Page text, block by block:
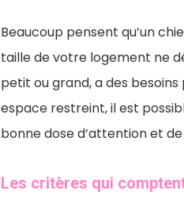
Beaucoup pensent qu’un
taille de votre logement ne
petit ou grand, a des besoins
espace restreint, il est
bonne dose d’attention et
Les critères qui